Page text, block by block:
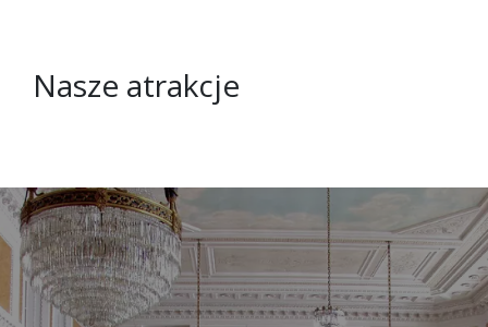
Nasze atrakcje